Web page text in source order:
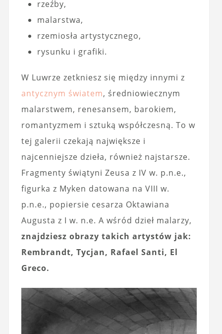
rzeźby,
malarstwa,
rzemiosła artystycznego,
rysunku i grafiki.
W Luwrze zetkniesz się między innymi z
antycznym światem, średniowiecznym
malarstwem, renesansem, barokiem,
romantyzmem i sztuką współczesną. To w
tej galerii czekają największe i
najcenniejsze dzieła, również najstarsze.
Fragmenty świątyni Zeusa z IV w. p.n.e.,
figurka z Myken datowana na VIII w.
p.n.e., popiersie cesarza Oktawiana
Augusta z I w. n.e. A wśród dzieł malarzy,
znajdziesz obrazy takich artystów jak:
Rembrandt, Tycjan, Rafael Santi, El
Greco.